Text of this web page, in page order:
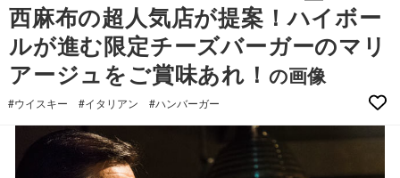
西麻布の超人気店が提案！ハイボー
ルが進む限定チーズバーガーのマリ
アージュをご賞味あれ！ の画像
#ウイスキー #イタリアン #ハンバーガー